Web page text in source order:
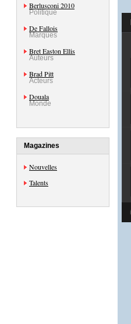
Berlusconi 2010
Politique
De Fallois
Marques
Bret Easton Ellis
Auteurs
Brad Pitt
Acteurs
Douala
Monde
Magazines
Nouvelles
Talents